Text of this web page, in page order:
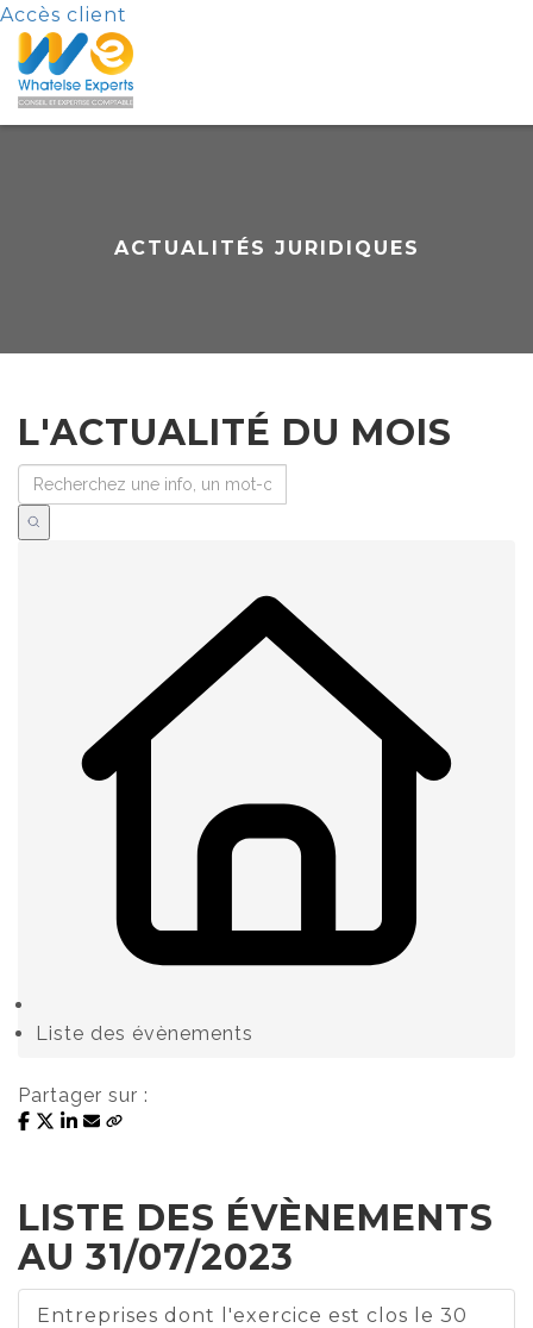
Accès client
ACTUALITÉS JURIDIQUES
L'ACTUALITÉ DU MOIS
Liste des évènements
Partager sur :
LISTE DES ÉVÈNEMENTS
AU 31/07/2023
Entreprises dont l'exercice est clos le 30